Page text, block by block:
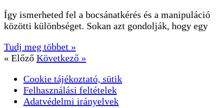
Így ismerheted fel a bocsánatkérés és a manipuláció
közötti különbséget. Sokan azt gondolják, hogy egy
Tudj meg többet »
« Előző Következő »
Cookie tájékoztató, sütik
Felhasználási feltételek
Adatvédelmi irányelvek